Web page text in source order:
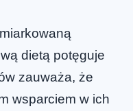
dietą potęguje
zauważa, że
wsparciem w ich